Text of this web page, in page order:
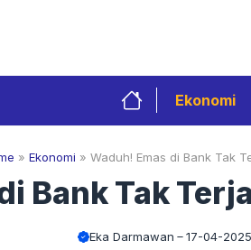
Ekonomi
» Ekonomi » Waduh! Emas di Bank Tak
Bank Tak
Eka Darmawan 17-04-